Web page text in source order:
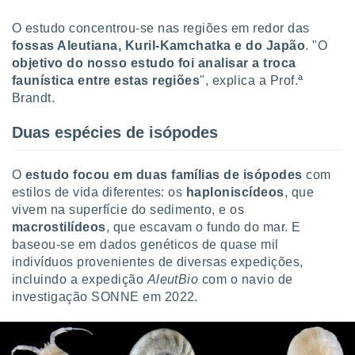
utilizar
criar
da
medir o
dos
de
ou
de dados
fontes,
O estudo concentrou-se nas regiões em redor das
fossas Aleutiana, Kuril-Kamchatka e do Japão. "O
objetivo do nosso estudo foi analisar a troca
faunística entre estas regiões", explica a Prof.ª
Brandt.
Duas espécies de isópodes
O estudo focou em duas famílias de isópodes com
estilos de vida diferentes: os haploniscídeos, que
vivem na superfície do sedimento, e os
macrostilídeos, que escavam o fundo do mar. E
baseou-se em dados genéticos de quase mil
indivíduos provenientes de diversas expedições,
incluindo a expedição AleutBio com o navio de
investigação SONNE em 2022.